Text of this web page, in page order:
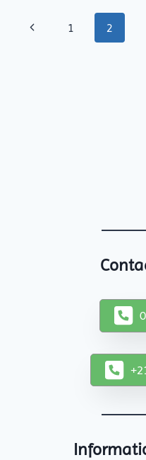
Navigation
Page
1 2